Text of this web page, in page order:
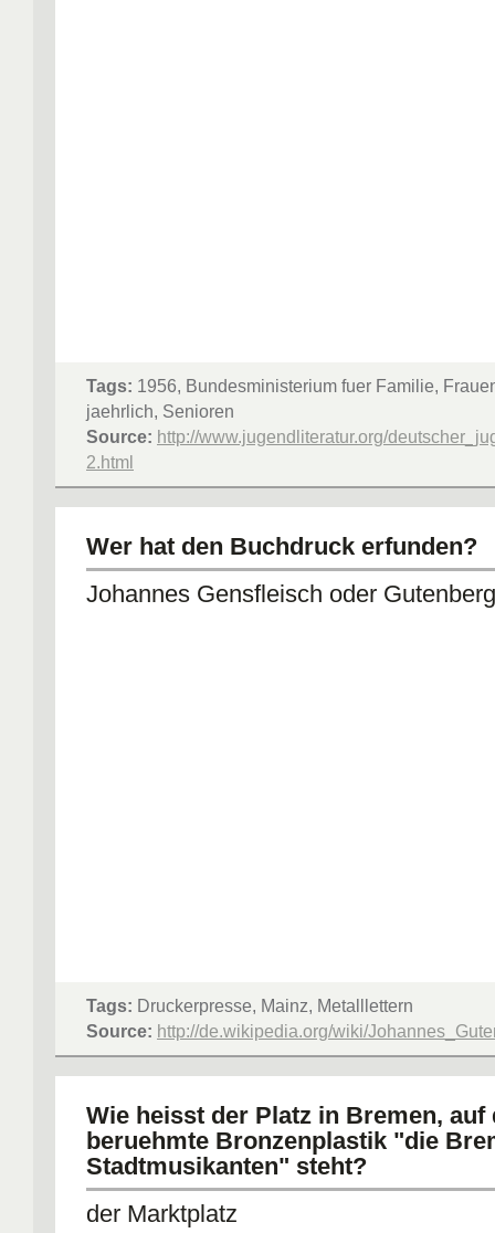
Tags: 1956, Bundesministerium fuer Familie,
jaehrlich, Senioren
Source: http://www.jugendliteratur.org/
2.html
Wer hat den Buchdruck erfunden?
Johannes Gensfleisch oder Gutenberg
Tags: Druckerpresse, Mainz, Metalllettern
Source: http://de.wikipedia.org/wiki/
Wie heisst der Platz in Bremen, auf
beruehmte Bronzenplastik "die
Stadtmusikanten" steht?
der Marktplatz